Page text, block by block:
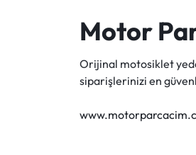
Motor
Orijinal motosiklet
siparişlerinizi en